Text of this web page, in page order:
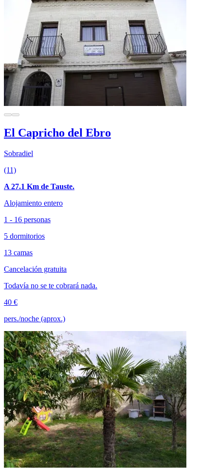
El Capricho del Ebro
Sobradiel
(11)
A 27.1 Km de Tauste.
Alojamiento entero
1 - 16 personas
5 dormitorios
13 camas
Cancelación gratuita
Todavía no se te cobrará nada.
40 €
pers./noche (aprox.)